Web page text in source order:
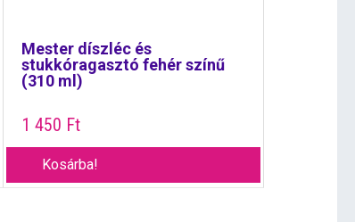
Mester díszléc és
stukkóragasztó fehér színű
(310 ml)
1 450 Ft
Kosárba!